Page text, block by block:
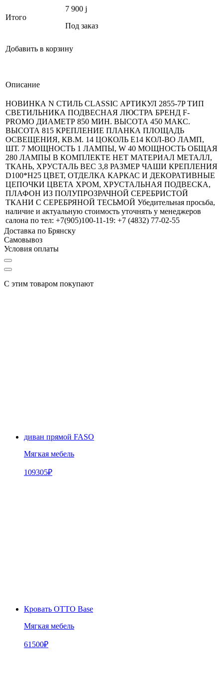
Итого
7 900 j
Под заказ
Добавить в корзину
Описание
НОВИНКА N СТИЛЬ CLASSIC АРТИКУЛ 2855-7P ТИП
СВЕТИЛЬНИКА ПОДВЕСНАЯ ЛЮСТРА БРЕНД F-
PROMO ДИАМЕТР 850 МИН. ВЫСОТА 450 МАКС.
ВЫСОТА 815 КРЕПЛЕНИЕ ПЛАНКА ПЛОЩАДЬ
ОСВЕЩЕНИЯ, КВ.М. 14 ЦОКОЛЬ E14 КОЛ-ВО ЛАМП,
ШТ. 7 МОЩНОСТЬ 1 ЛАМПЫ, W 40 МОЩНОСТЬ ОБЩАЯ
280 ЛАМПЫ В КОМПЛЕКТЕ НЕТ МАТЕРИАЛ МЕТАЛЛ,
ТКАНЬ, ХРУСТАЛЬ ВЕС 3,8 РАЗМЕР ЧАШИ КРЕПЛЕНИЯ
D100*H25 ЦВЕТ, ОТДЕЛКА КАРКАС И ДЕКОРАТИВНЫЕ
ЦЕПОЧКИ ЦВЕТА ХРОМ, ХРУСТАЛЬНАЯ ПОДВЕСКА,
ПЛАФОН ИЗ ПОЛУПРОЗРАЧНОЙ СЕРЕБРИСТОЙ
ТКАНИ С СЕРЕБРЯНОЙ ТЕСЬМОЙ Убедительная просьба,
наличие и актуальную стоимость уточнять у менеджеров
салона по тел: +7(905)100-11-19: +7 (4832) 77-02-55
Доставка по Брянску
Самовывоз
Условия оплаты
С этим товаром покупают
диван прямой FASO
Мягкая мебель
109305₽
Кровать OTTO Base
Мягкая мебель
61500₽